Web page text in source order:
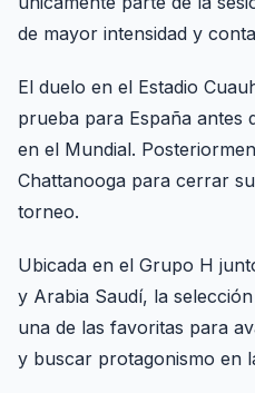
de mayor intensidad y
El duelo en el Estadio
prueba para España antes
en el Mundial.
Chattanooga para cerrar
torneo.
Ubicada en el Grupo H
y Arabia Saudí, la
una de las favoritas para
y buscar protagonismo en